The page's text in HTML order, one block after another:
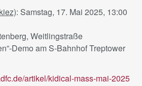
: Samstag, 17. Mai 2025, 13:00
Weitlingstraße
Demo am S-Bahnhof Treptower
artikel/kidical-mass-mai-2025